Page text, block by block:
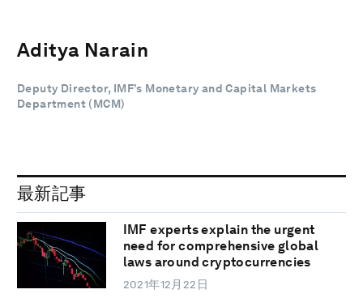
Aditya Narain
Deputy Director, IMF’s Monetary and Capital Markets
Department (MCM)
最新記事
IMF experts explain the urgent
need for comprehensive global
laws around cryptocurrencies
2021年12月22日